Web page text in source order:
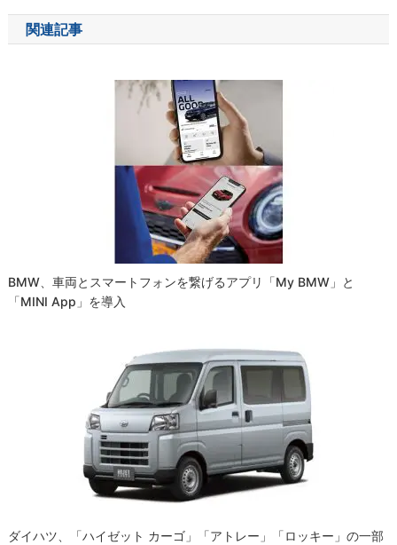
ナ
ビ
関連記事
BMW、車両とスマートフォンを繋げるアプリ「My BMW」と
「MINI App」を導入
ダイハツ、「ハイゼット カーゴ」「アトレー」「ロッキー」の一部